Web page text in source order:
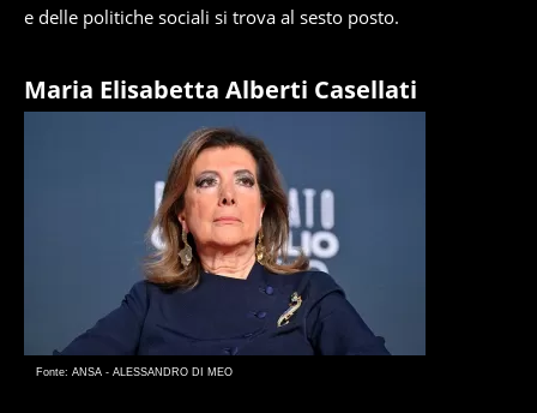
e delle politiche sociali si trova al sesto posto.
Maria Elisabetta Alberti Casellati
Fonte: ANSA - ALESSANDRO DI MEO